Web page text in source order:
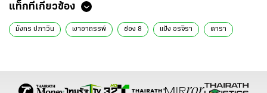
แท็กที่เกี่ยวข้อง
มังกร ปภาวิน เงาอาถรรพ์ ช่อง 8 แป้ง อรจิรา ดารา